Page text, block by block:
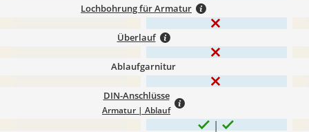
Lochbohrung für Armatur
Überlauf
Ablaufgarnitur
DIN-Anschlüsse
Armatur | Ablauf